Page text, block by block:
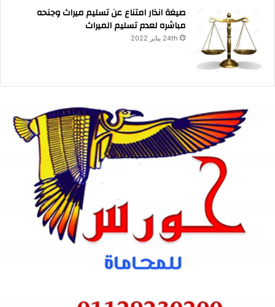
صيغة انذار امتناع عن تسليم ميراث وجنحه
مباشره لعدم تسليم الميراث
24th يناير 2022